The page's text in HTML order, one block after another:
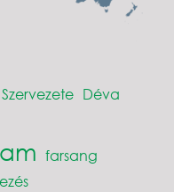
Déva
farsang